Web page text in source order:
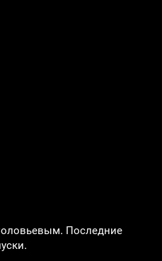
Последние